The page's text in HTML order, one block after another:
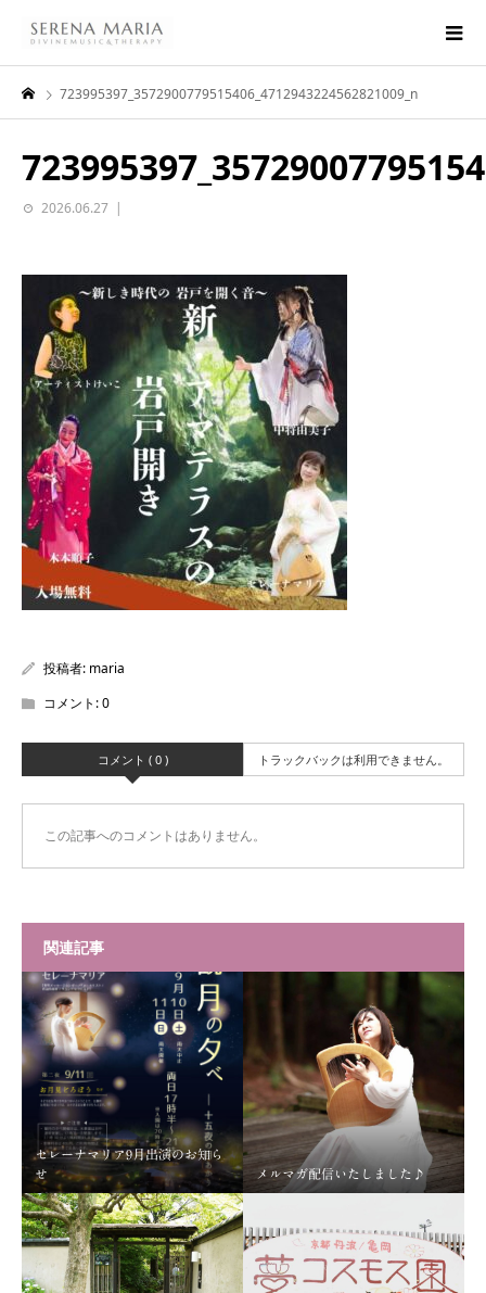
723995397_3572900779515406_4712943224562821009_n
2026.06.27
投稿者: maria
コメント:0
コメント ( 0 ) トラックバックは利用できません。
この記事へのコメントはありません。
関連記事
セレーナマリア9月出演のお知ら
せ
メルマガ配信いたしました♪